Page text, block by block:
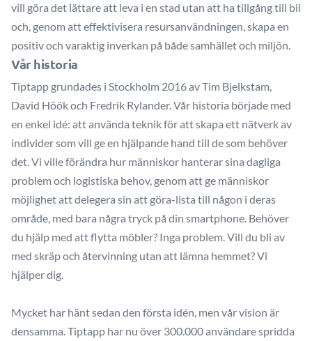
vill göra det lättare att leva i en stad utan att ha tillgång till bil
och, genom att effektivisera resursanvändningen, skapa en
positiv och varaktig inverkan på både samhället och miljön.
Vår historia
Tiptapp grundades i Stockholm 2016 av Tim Bjelkstam,
David Höök och Fredrik Rylander. Vår historia började med
en enkel idé: att använda teknik för att skapa ett nätverk av
individer som vill ge en hjälpande hand till de som behöver
det. Vi ville förändra hur människor hanterar sina dagliga
problem och logistiska behov, genom att ge människor
möjlighet att delegera sin att göra-lista till någon i deras
område, med bara några tryck på din smartphone. Behöver
du hjälp med att flytta möbler? Inga problem. Vill du bli av
med skräp och återvinning utan att lämna hemmet? Vi
hjälper dig.
Mycket har hänt sedan den första idén, men vår vision är
densamma. Tiptapp har nu över 300.000 användare spridda